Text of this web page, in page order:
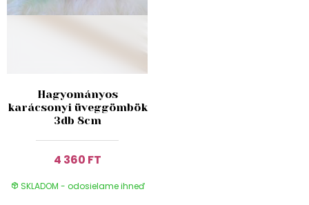
Hagyományos
karácsonyi üveggömbök
3db 8cm
4 360 FT
SKLADOM - odosielame ihneď